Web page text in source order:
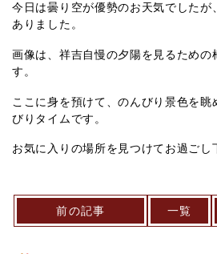
今日は曇り空が優勢のお天気でしたが
ありました。
画像は、祥吉自慢の夕陽を見るための
す。
ここに身を預けて、のんびり景色を眺
びりタイムです。
お気に入りの場所を見つけてお過ごし
前の記事 一覧